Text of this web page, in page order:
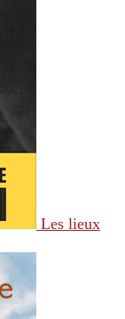
Les lieux